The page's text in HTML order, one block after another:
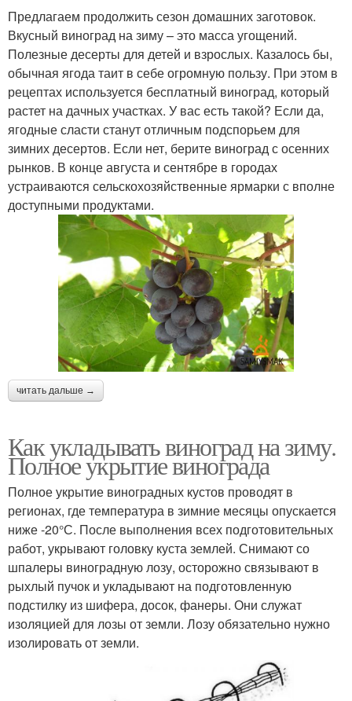
Предлагаем продолжить сезон домашних заготовок.
Вкусный виноград на зиму – это масса угощений.
Полезные десерты для детей и взрослых. Казалось бы,
обычная ягода таит в себе огромную пользу. При этом в
рецептах используется бесплатный виноград, который
растет на дачных участках. У вас есть такой? Если да,
ягодные сласти станут отличным подспорьем для
зимних десертов. Если нет, берите виноград с осенних
рынков. В конце августа и сентябре в городах
устраиваются сельскохозяйственные ярмарки с вполне
доступными продуктами.
читать дальше →
Как укладывать виноград на зиму.
Полное укрытие винограда
Полное укрытие виноградных кустов проводят в
регионах, где температура в зимние месяцы опускается
ниже -20°С. После выполнения всех подготовительных
работ, укрывают головку куста землей. Снимают со
шпалеры виноградную лозу, осторожно связывают в
рыхлый пучок и укладывают на подготовленную
подстилку из шифера, досок, фанеры. Они служат
изоляцией для лозы от земли. Лозу обязательно нужно
изолировать от земли.